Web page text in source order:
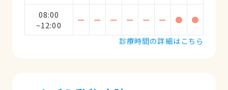
08:00
~12:00
ー ー ー ー ー ー ●
●
診療時間の詳細はこちら